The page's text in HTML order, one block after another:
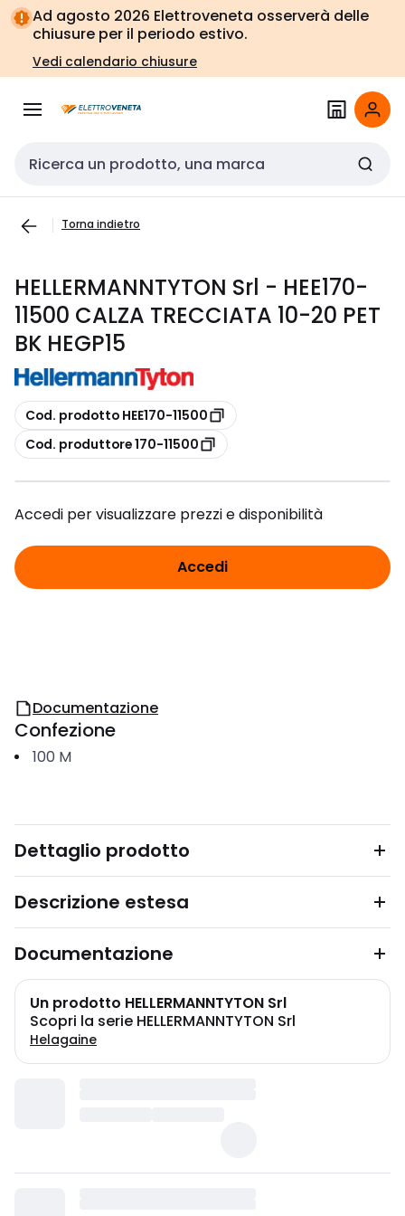
Vai alla
navigazione
Vai
alla
pagina
Ad agosto 2026 Elettroveneta osserverà delle
chiusure per il periodo estivo.
Vedi calendario chiusure
Cerca input
Torna indietro
HELLERMANNTYTON Srl - HEE170-
11500 CALZA TRECCIATA 10-20 PET
BK HEGP15
copia
Cod. prodotto HEE170-11500
copia
Cod. produttore 170-11500
Accedi per visualizzare prezzi e disponibilità
Accedi
Documentazione
Confezione
100 M
Dettaglio prodotto
Descrizione estesa
Documentazione
Un prodotto HELLERMANNTYTON Srl
Scopri la serie HELLERMANNTYTON Srl
Helagaine